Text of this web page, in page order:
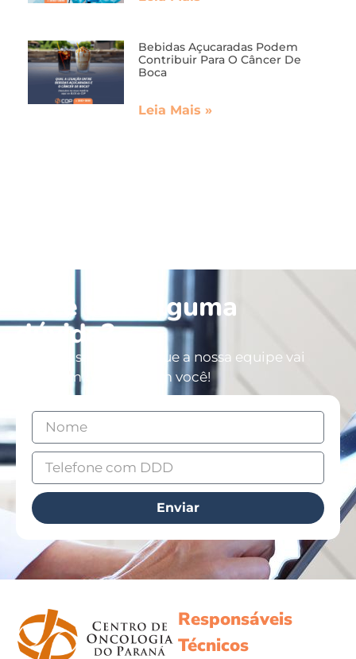
Bebidas Açucaradas Podem
Contribuir Para O Câncer De
Boca
Leia Mais »
Você tem alguma
dúvida?
Deixe os seus dados que a nossa equipe vai
entrar em contato com você!
Enviar
Responsáveis
Técnicos